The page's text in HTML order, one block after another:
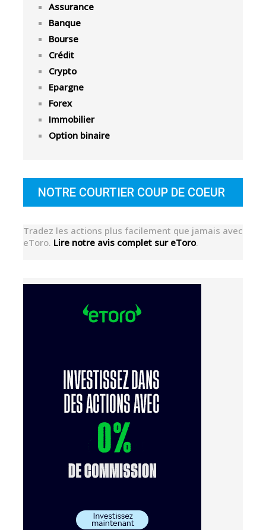
Assurance
Banque
Bourse
Crédit
Crypto
Epargne
Forex
Immobilier
Option binaire
NOTRE COURTIER COUP DE COEUR
Tradez les actions plus facilement que jamais avec
eToro. Lire notre avis complet sur eToro.